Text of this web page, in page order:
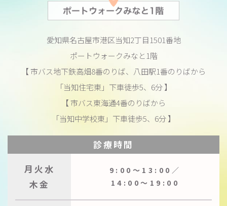
愛知県名古屋市港区当知2丁目1501番地
ポートウォークみなと1階
【 市バス地下鉄高畑8番のりば、八田駅1番のりばから
「当知住宅東」下車徒歩5、6分 】
【 市バス東海通4番のりばから
「当知中学校東」下車徒歩5、6分 】
診療時間
月火水
木金
9:00〜13:00／
14:00〜19:00